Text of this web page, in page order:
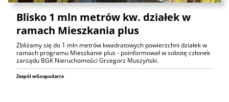
Blisko 1 mln metrów kw. działek w
ramach Mieszkania plus
Zbliżamy się do 1 mln metrów kwadratowych powierzchni działek w
ramach programu Mieszkanie plus - poinformował w sobotę członek
zarządu BGK Nieruchomości Grzegorz Muszyński.
Zespół wGospodarce